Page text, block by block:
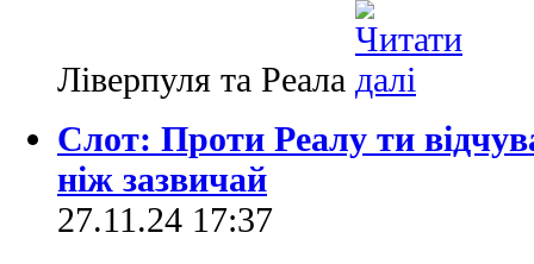
Ліверпуля та Реала
Слот: Проти Реалу ти
ніж зазвичай
27.11.24 17:37